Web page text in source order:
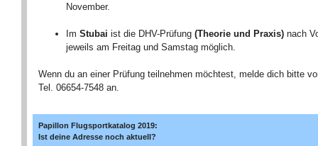
November.
Im Stubai ist die DHV-Prüfung (Theorie und Praxis) nach
jeweils am Freitag und Samstag möglich.
Wenn du an einer Prüfung teilnehmen möchtest, melde dich bitte
Tel. 06654-7548 an.
Papillon Flugsportkatalog 2019:
Ist deine Adresse noch aktuell?